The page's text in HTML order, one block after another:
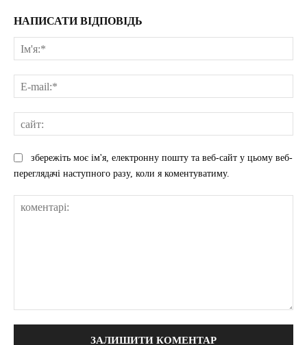
НАПИСАТИ ВІДПОВІДЬ
збережіть моє ім'я, електронну пошту та веб-сайт у цьому веб-
переглядачі наступного разу, коли я коментуватиму.